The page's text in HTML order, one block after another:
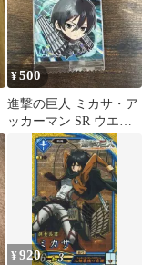
¥500
進撃の巨人 ミカサ・ア
ッカーマン SR ウエハ
ースシール
¥920